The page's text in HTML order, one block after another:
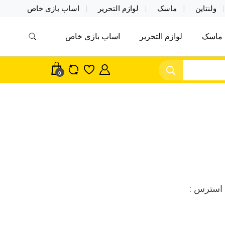
ولنتاین ماسک لوازم التحریر اساب بازی خاص
اکسسوری ماسک در واردات مستقیم
ماسک لوازم التحریر اساب بازی خاص
0
استرس :